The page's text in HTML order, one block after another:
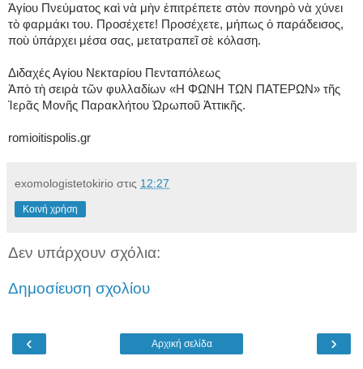
Ἁγίου Πνεύματος καὶ νὰ μὴν ἐπιτρέπετε στὸν πονηρὸ νὰ χύνει
τὸ φαρμάκι του. Προσέχετε! Προσέχετε, μήπως ὁ παράδεισος,
ποὺ ὑπάρχει μέσα σας, μετατραπεῖ σὲ κόλαση.
Διδαχές Αγίου Νεκταρίου Πενταπόλεως
Ἀπὸ τὴ σειρὰ τῶν φυλλαδίων «Η ΦΩΝΗ ΤΩΝ ΠΑΤΕΡΩΝ» τῆς
Ἱερᾶς Μονῆς Παρακλήτου Ὠρωποῦ Ἀττικῆς.
romioitispolis.gr
exomologistetokirio στις 12:27
Κοινή χρήση
Δεν υπάρχουν σχόλια:
Δημοσίευση σχολίου
‹ ›
Αρχική σελίδα